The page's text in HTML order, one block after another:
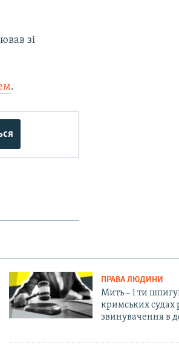
зі
.
ПРАВА ЛЮДИНИ
Мить – і ти
кримських судах
звинувачення в